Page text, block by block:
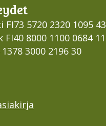
FI73 5720 2320 1095 43
FI40 8000 1100 0684 11
3000 2196 30